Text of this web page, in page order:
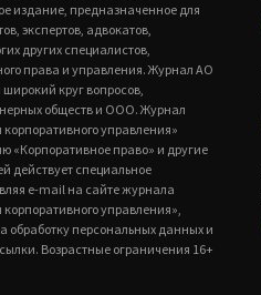
издание, предназначенное для
экспертов, адвокатов,
других специалистов,
права и управления. Журнал АО
круг вопросов,
обществ и ООО. Журнал
управления»
«Корпоративное право» и другие
действует специальное
e-mail на сайте журнала
управления»,
обработку персональных данных и
Возрастные ограничения 16+